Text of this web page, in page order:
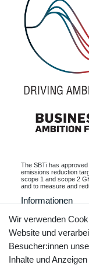
The SBTi has
emissions reduction
scope 1 and scope 2
and to measure and
Informationen
Wir verwenden
Website und
Besucher:innen
Inhalte und